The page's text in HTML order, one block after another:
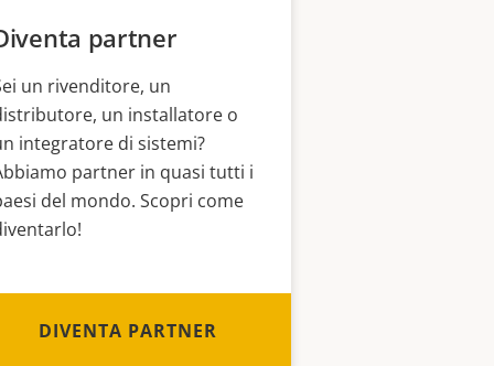
partner
un rivenditore, un
un installatore o
integratore di sistemi?
partner in quasi tutti i
del mondo. Scopri come
DIVENTA PARTNER